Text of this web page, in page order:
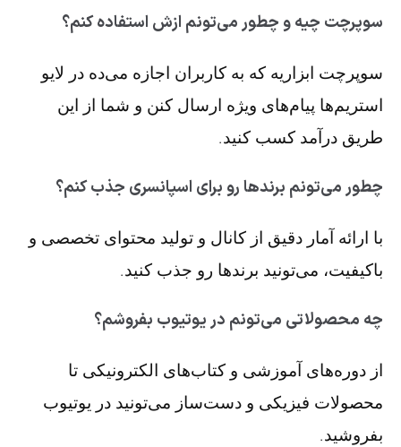
سوپرچت چیه و چطور می‌تونم ازش استفاده کنم؟
سوپرچت ابزاریه که به کاربران اجازه می‌ده در لایو
استریم‌ها پیام‌های ویژه ارسال کنن و شما از این
طریق درآمد کسب کنید.
چطور می‌تونم برندها رو برای اسپانسری جذب کنم؟
با ارائه آمار دقیق از کانال و تولید محتوای تخصصی و
باکیفیت، می‌تونید برندها رو جذب کنید.
چه محصولاتی می‌تونم در یوتیوب بفروشم؟
از دوره‌های آموزشی و کتاب‌های الکترونیکی تا
محصولات فیزیکی و دست‌ساز می‌تونید در یوتیوب
بفروشید.